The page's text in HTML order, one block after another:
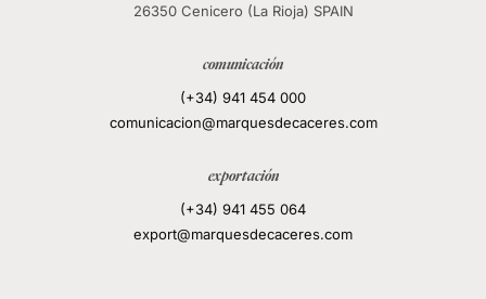
26350 Cenicero (La Rioja) SPAIN
comunicación
(+34) 941 454 000
comunicacion@marquesdecaceres.com
exportación
(+34) 941 455 064
export@marquesdecaceres.com